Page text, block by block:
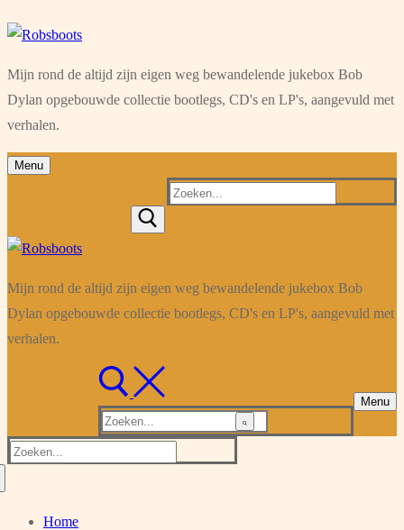
Ga
de
inhoud
Menu
Sluiten
Mijn rond de altijd zijn eigen weg bewandelende jukebox Bob
Dylan opgebouwde collectie bootlegs, CD's en LP's, aangevuld met
verhalen.
Menu
Zoeken
Mijn rond de altijd zijn eigen weg bewandelende jukebox Bob
Dylan opgebouwde collectie bootlegs, CD's en LP's, aangevuld met
verhalen.
Zoeken
naar:
Menu
Zoeken
Home